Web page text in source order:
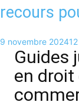
recours
9 novembre 2024
Guides
en droit